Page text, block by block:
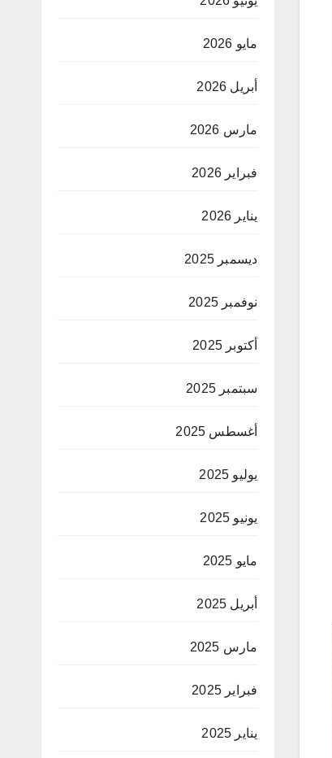
مايو 2026
أبريل 2026
مارس 2026
فبراير 2026
يناير 2026
ديسمبر 2025
نوفمبر 2025
أكتوبر 2025
سبتمبر 2025
أغسطس 2025
يوليو 2025
يونيو 2025
مايو 2025
أبريل 2025
مارس 2025
فبراير 2025
يناير 2025